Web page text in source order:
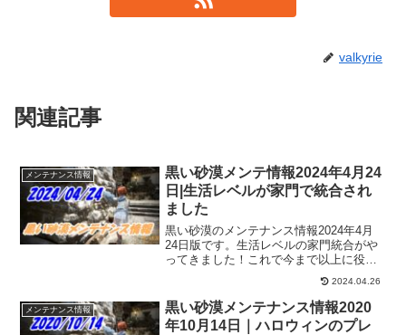
valkyrie
関連記事
メンテナンス情報
黒い砂漠メンテ情報2024年4月24
日|生活レベルが家門で統合され
ました
黒い砂漠のメンテナンス情報2024年4月
24日版です。生活レベルの家門統合がや
ってきました！これで今まで以上に役割
分担の選択肢が広がったので、遊びやす
くなったような気がします。そして、痕
跡、実、精髄の2次簡素化が行われ「自然
の～」に移行です。
2024.04.26
メンテナンス情報
黒い砂漠メンテナンス情報2020
年10月14日｜ハロウィンのプレ